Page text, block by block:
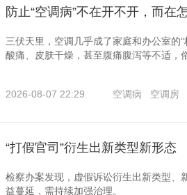
防止“空调病”不在开不开，而在
三伏天里，空调几乎成了家庭和办公室的
酸痛、皮肤干燥，甚至腹痛腹泻等不适，俗
2026-08-07 22:29 空调病 空调房
“打假官司”衍生出新类型新形态
检察办案发现，虚假诉讼衍生出新类型、
益蔓延，需持续加强治理。